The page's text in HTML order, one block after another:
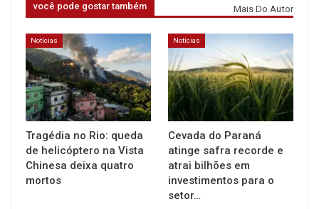
você pode gostar também Mais Do Autor
Notícias
Tragédia no Rio: queda
de helicóptero na Vista
Chinesa deixa quatro
mortos
Notícias
Cevada do Paraná
atinge safra recorde e
atrai bilhões em
investimentos para o
setor…